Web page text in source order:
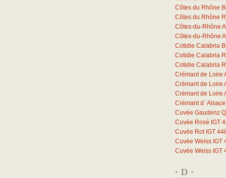
Côtes du Rhône
Côtes du Rhône
Côtes-du-Rhône
Côtes-du-Rhône
Cotidie Calabria
Cotidie Calabria
Cotidie Calabria
Crémant de Loire
Crémant de Loire
Crémant de Loire
Crémant d`
Cuvée Gaudenz
Cuvée Rosé IGT
Cuvée Rot IGT
Cuvée Weiss IGT
Cuvée Weiss IGT
* D *